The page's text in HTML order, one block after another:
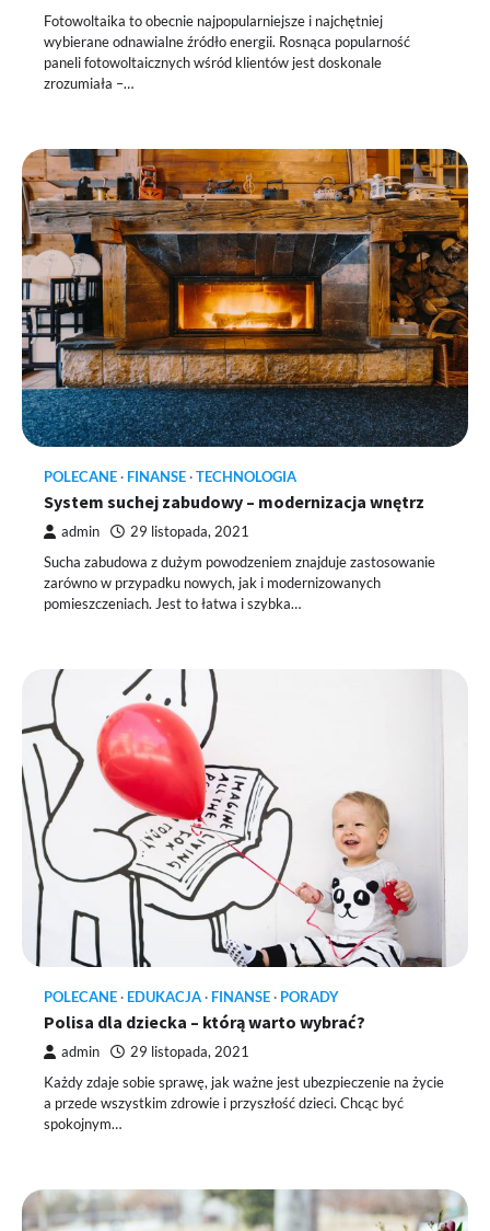
Fotowoltaika to obecnie najpopularniejsze i najchętniej
wybierane odnawialne źródło energii. Rosnąca popularność
paneli fotowoltaicznych wśród klientów jest doskonale
zrozumiała –…
POLECANE FINANSE TECHNOLOGIA
System suchej zabudowy – modernizacja wnętrz
admin 29 listopada, 2021
Sucha zabudowa z dużym powodzeniem znajduje zastosowanie
zarówno w przypadku nowych, jak i modernizowanych
pomieszczeniach. Jest to łatwa i szybka…
POLECANE EDUKACJA FINANSE PORADY
Polisa dla dziecka – którą warto wybrać?
admin 29 listopada, 2021
Każdy zdaje sobie sprawę, jak ważne jest ubezpieczenie na życie
a przede wszystkim zdrowie i przyszłość dzieci. Chcąc być
spokojnym…